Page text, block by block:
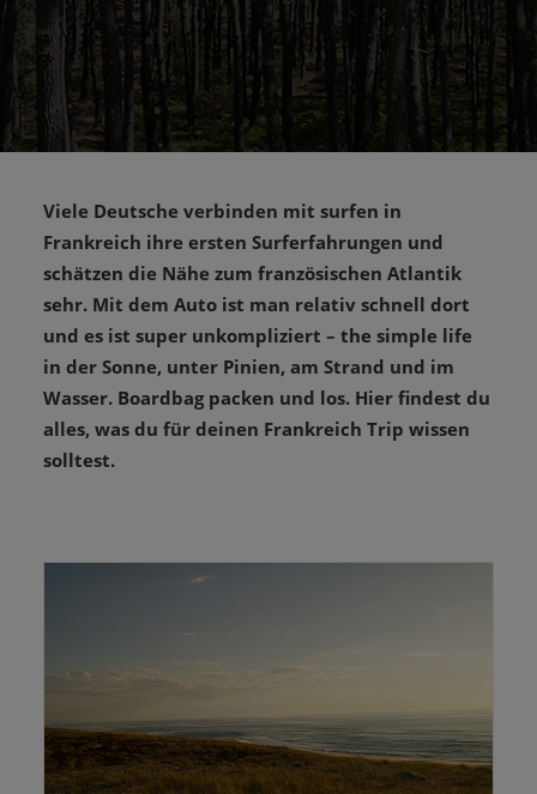
Viele Deutsche verbinden mit surfen in
Frankreich ihre ersten Surferfahrungen und
schätzen die Nähe zum französischen Atlantik
sehr. Mit dem Auto ist man relativ schnell dort
und es ist super unkompliziert – the simple life
in der Sonne, unter Pinien, am Strand und im
Wasser. Boardbag packen und los. Hier findest du
alles, was du für deinen Frankreich Trip wissen
solltest.